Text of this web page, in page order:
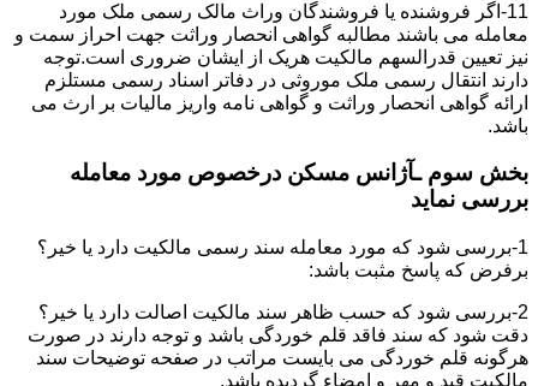
11-اگر فروشنده یا فروشندگان وراث مالک رسمی ملک مورد
معامله می باشند مطالبه گواهی انحصار وراثت جهت احراز سمت و
نیز تعیین قدرالسهم مالکیت هریک از ایشان ضروری است.توجه
دارند انتقال رسمی ملک موروثی در دفاتر اسناد رسمی مستلزم
ارائه گواهی انحصار وراثت و گواهی نامه واریز مالیات بر ارث می
باشد.
بخش سوم ـآژانس مسکن درخصوص مورد معامله
بررسی نماید
1-بررسی شود که مورد معامله سند رسمی مالکیت دارد یا خیر؟
برفرض که پاسخ مثبت باشد:
2-بررسی شود که حسب ظاهر سند مالکیت اصالت دارد یا خیر؟
دقت شود که سند فاقد قلم خوردگی باشد و توجه دارند در صورت
هرگونه قلم خوردگی می بایست مراتب در صفحه توضیحات سند
مالکیت قید و مهر و امضاء گردیده باشد.